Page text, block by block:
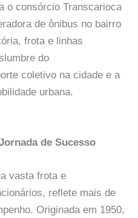
o consórcio Transcarioca
de ônibus no bairro
frota e linhas
do
coletivo na cidade e a
urbana.
de Sucesso
vasta frota e
reflete mais de
Originada em 1950,